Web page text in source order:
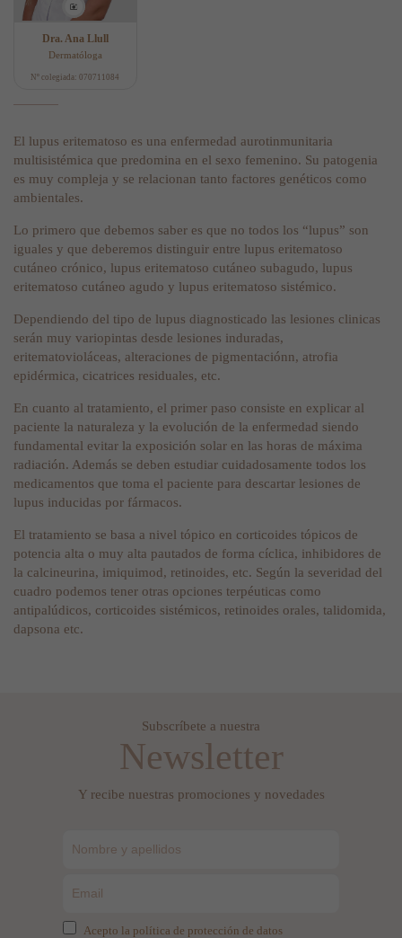
Dra. Ana Llull
Dermatóloga
Nº colegiada: 070711084
El lupus eritematoso es una enfermedad aurotinmunitaria
multisistémica que predomina en el sexo femenino. Su patogenia
es muy compleja y se relacionan tanto factores genéticos como
ambientales.
Lo primero que debemos saber es que no todos los “lupus” son
iguales y que deberemos distinguir entre lupus eritematoso
cutáneo crónico, lupus eritematoso cutáneo subagudo, lupus
eritematoso cutáneo agudo y lupus eritematoso sistémico.
Dependiendo del tipo de lupus diagnosticado las lesiones clinicas
serán muy variopintas desde lesiones induradas,
eritematovioláceas, alteraciones de pigmentaciónn, atrofia
epidérmica, cicatrices residuales, etc.
En cuanto al tratamiento, el primer paso consiste en explicar al
paciente la naturaleza y la evolución de la enfermedad siendo
fundamental evitar la exposición solar en las horas de máxima
radiación. Además se deben estudiar cuidadosamente todos los
medicamentos que toma el paciente para descartar lesiones de
lupus inducidas por fármacos.
El tratamiento se basa a nivel tópico en corticoides tópicos de
potencia alta o muy alta pautados de forma cíclica, inhibidores de
la calcineurina, imiquimod, retinoides, etc. Según la severidad del
cuadro podemos tener otras opciones terpéuticas como
antipalúdicos, corticoides sistémicos, retinoides orales, talidomida,
dapsona etc.
Subscríbete a nuestra
Newsletter
Y recibe nuestras promociones y novedades
Acepto la política de protección de datos